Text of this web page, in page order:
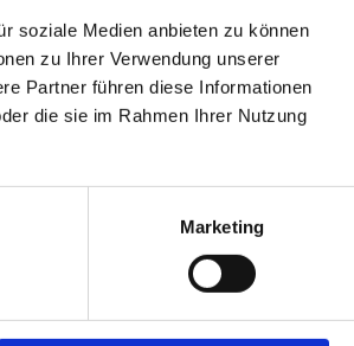
soziale Medien anbieten zu können
zu Ihrer Verwendung unserer
Partner führen diese Informationen
die sie im Rahmen Ihrer Nutzung
Marketing